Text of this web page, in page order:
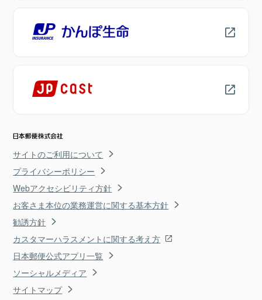
サイトのご利用について
プライバシーポリシー
Webアクセシビリティ方針
お客さま本位の業務運営に関する基本方針
勧誘方針
カスタマーハラスメントに関する考え方
日本郵便公式アプリ一覧
ソーシャルメディア
サイトマップ